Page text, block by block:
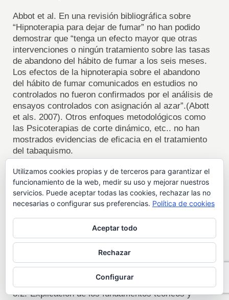
Abbot et al. En una revisión bibliográfica sobre
“Hipnoterapia para dejar de fumar” no han podido
demostrar que “tenga un efecto mayor que otras
intervenciones o ningún tratamiento sobre las tasas
de abandono del hábito de fumar a los seis meses.
Los efectos de la hipnoterapia sobre el abandono
del hábito de fumar comunicados en estudios no
controlados no fueron confirmados por el análisis de
ensayos controlados con asignación al azar”.(Abott
et als. 2007). Otros enfoques metodológicos como
las Psicoterapias de corte dinámico, etc.. no han
mostrados evidencias de eficacia en el tratamiento
del tabaquismo.
3) Cronograma en las intervenciones
psicológicas del tabaquismo
3.1.-Entrevista Clínica: Recogemos en la
anamnesis datos referentes a antecedentes
patológicos médicos o psicológicos, historia de
consumo, dependencia, motivación e historia de
intentos previos de abandono así como patologías
concomitantes, y medicación. Si está indicado
derivamos al médico.
3.2.-Explicación de los fundamentos teóricos y
Utilizamos cookies propias y de terceros para garantizar el
funcionamiento de la web, medir su uso y mejorar nuestros
servicios. Puede aceptar todas las cookies, rechazar las no
necesarias o configurar sus preferencias. Política de cookies
Aceptar todo
Rechazar
Configurar